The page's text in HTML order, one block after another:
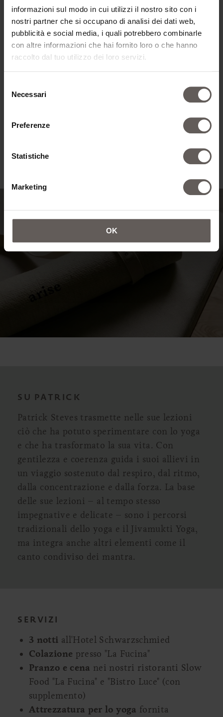
informazioni sul modo in cui utilizzi il nostro sito con i
nostri partner che si occupano di analisi dei dati web,
pubblicità e social media, i quali potrebbero combinarle
con altre informazioni che hai fornito loro o che hanno
raccolto dal tuo utilizzo dei loro servizi.
delNecessari
Preferenze
Statistiche
Marketing
OK
SU PATRICK
Patrick Steves trasmette nelle sue lezioni
ciò che ha potuto sperimentare con lo yoga
e che ha trasformato la sua vita. Con
gentilezza e coerenza guida i suoi allievi in
un viaggio sostenuto dal respiro, dal ritmo,
dalla concentrazione e dalla forza. La base
delle sue lezioni – al tempo stesso
impegnative e delicate – sono i percorsi
tradizionali dello yoga e il Jivamukti Yoga,
ma integra anche altri elementi come il
canto condiviso dei mantra.
SERVIZI
3 notti all'Hotel Schwarzschmied
Colazione presso "La Fucina"
Pranzo e cena nei nostri ristoranti Slow
Food "La Fucina" e "Bistro Luce" (con
supplemento)
Attrezzatura per lo yoga fornita